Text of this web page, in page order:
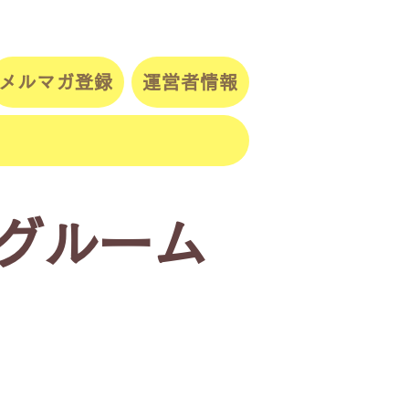
ルマガ登録 運営者情報
ルーム